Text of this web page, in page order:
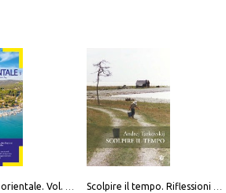
777 Adriatico orientale. Vol. 1: Istria, Costa della Dalmazia da Smrika a Zara, Isole del Quarnaro, Pag, Arcipelaghi di Zara, Sibenico e Incoronate
Scolpire il tempo. Riflessioni sul cinema.